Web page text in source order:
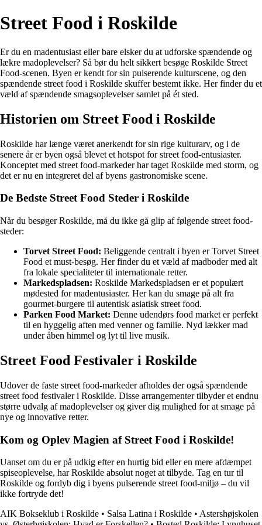
Street Food i Roskilde
Er du en madentusiast eller bare elsker du at udforske spændende og
lækre madoplevelser? Så bør du helt sikkert besøge Roskilde Street
Food-scenen. Byen er kendt for sin pulserende kulturscene, og den
spændende street food i Roskilde skuffer bestemt ikke. Her finder du et
væld af spændende smagsoplevelser samlet på ét sted.
Historien om Street Food i Roskilde
Roskilde har længe været anerkendt for sin rige kulturarv, og i de
senere år er byen også blevet et hotspot for street food-entusiaster.
Konceptet med street food-markeder har taget Roskilde med storm, og
det er nu en integreret del af byens gastronomiske scene.
De Bedste Street Food Steder i Roskilde
Når du besøger Roskilde, må du ikke gå glip af følgende street food-
steder:
Torvet Street Food: Beliggende centralt i byen er Torvet Street
Food et must-besøg. Her finder du et væld af madboder med alt
fra lokale specialiteter til internationale retter.
Markedspladsen: Roskilde Markedspladsen er et populært
mødested for madentusiaster. Her kan du smage på alt fra
gourmet-burgere til autentisk asiatisk street food.
Parken Food Market: Denne udendørs food market er perfekt
til en hyggelig aften med venner og familie. Nyd lækker mad
under åben himmel og lyt til live musik.
Street Food Festivaler i Roskilde
Udover de faste street food-markeder afholdes der også spændende
street food festivaler i Roskilde. Disse arrangementer tilbyder et endnu
større udvalg af madoplevelser og giver dig mulighed for at smage på
nye og innovative retter.
Kom og Oplev Magien af Street Food i Roskilde!
Uanset om du er på udkig efter en hurtig bid eller en mere afdæmpet
spiseoplevelse, har Roskilde absolut noget at tilbyde. Tag en tur til
Roskilde og fordyb dig i byens pulserende street food-miljø – du vil
ikke fortryde det!
AIK Bokseklub i Roskilde • Salsa Latina i Roskilde • Astershøjskolen